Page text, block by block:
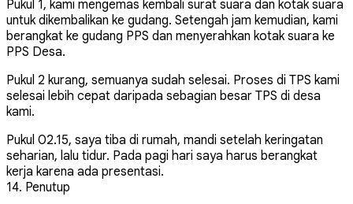
Pukul 1, kami mengemas kembali surat suara dan kotak suara
untuk dikembalikan ke gudang. Setengah jam kemudian, kami
berangkat ke gudang PPS dan menyerahkan kotak suara ke
PPS Desa.
Pukul 2 kurang, semuanya sudah selesai. Proses di TPS kami
selesai lebih cepat daripada sebagian besar TPS di desa
kami.
Pukul 02.15, saya tiba di rumah, mandi setelah keringatan
seharian, lalu tidur. Pada pagi hari saya harus berangkat
kerja karena ada presentasi.
14. Penutup